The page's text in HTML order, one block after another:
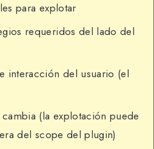
para explotar
requeridos del lado del
interacción del usuario (el
(la explotación puede
del scope del plugin)